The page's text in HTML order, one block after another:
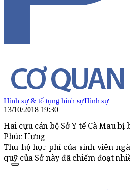
Hình sự & tố tụng hình sựHình sự
13/10/2018 19:30
Hai cựu cán bộ Sở Y tế Cà Mau bị
Phúc Hưng
Thu hộ học phí của sinh viên
quỹ của Sở này đã chiếm đoạt